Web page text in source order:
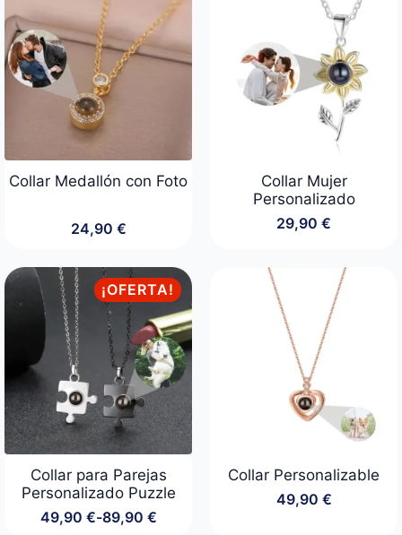
19,90 €
hasta
29,90 €
Collar Medallón con Foto
24,90 €
Collar Mujer
Personalizado
29,90 €
¡OFERTA!
Collar para Parejas
Personalizado Puzzle
49,90 €-89,90 €
Rango
Collar Personalizable
49,90 €